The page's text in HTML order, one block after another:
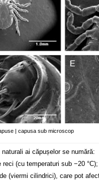
| capusa sub microscop
naturali ai căpușelor se numără:
reci (cu temperaturi sub −20
(viermi cilindrici), care pot